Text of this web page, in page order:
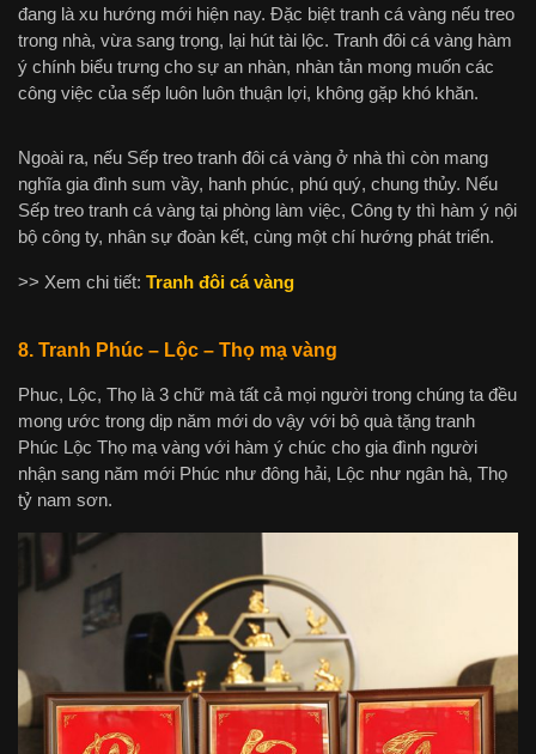
đang là xu hướng mới hiện nay. Đặc biệt tranh cá vàng nếu treo
trong nhà, vừa sang trọng, lại hút tài lộc. Tranh đôi cá vàng hàm
ý chính biểu trưng cho sự an nhàn, nhàn tản mong muốn các
công việc của sếp luôn luôn thuận lợi, không gặp khó khăn.
Ngoài ra, nếu Sếp treo tranh đôi cá vàng ở nhà thì còn mang
nghĩa gia đình sum vầy, hanh phúc, phú quý, chung thủy. Nếu
Sếp treo tranh cá vàng tại phòng làm việc, Công ty thì hàm ý nội
bộ công ty, nhân sự đoàn kết, cùng một chí hướng phát triển.
>> Xem chi tiết: Tranh đôi cá vàng
8. Tranh Phúc – Lộc – Thọ mạ vàng
Phuc, Lộc, Thọ là 3 chữ mà tất cả mọi người trong chúng ta đều
mong ước trong dịp năm mới do vậy với bộ quà tặng tranh
Phúc Lộc Thọ mạ vàng với hàm ý chúc cho gia đình người
nhận sang năm mới Phúc như đông hải, Lộc như ngân hà, Thọ
tỷ nam sơn.